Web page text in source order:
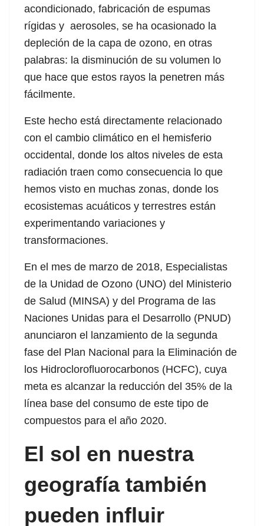
downloader
acondicionado, fabricación de espumas
rígidas y aerosoles, se ha ocasionado la
depleción de la capa de ozono, en otras
palabras: la disminución de su volumen lo
que hace que estos rayos la penetren más
fácilmente.
Este hecho está directamente relacionado
con el cambio climático en el hemisferio
occidental, donde los altos niveles de esta
radiación traen como consecuencia lo que
hemos visto en muchas zonas, donde los
ecosistemas acuáticos y terrestres están
experimentando variaciones y
transformaciones.
En el mes de marzo de 2018, Especialistas
de la Unidad de Ozono (UNO) del Ministerio
de Salud (MINSA) y del Programa de las
Naciones Unidas para el Desarrollo (PNUD)
anunciaron el lanzamiento de la segunda
fase del Plan Nacional para la Eliminación de
los Hidroclorofluorocarbonos (HCFC), cuya
meta es alcanzar la reducción del 35% de la
línea base del consumo de este tipo de
compuestos para el año 2020.
El sol en nuestra
geografía también
pueden influir